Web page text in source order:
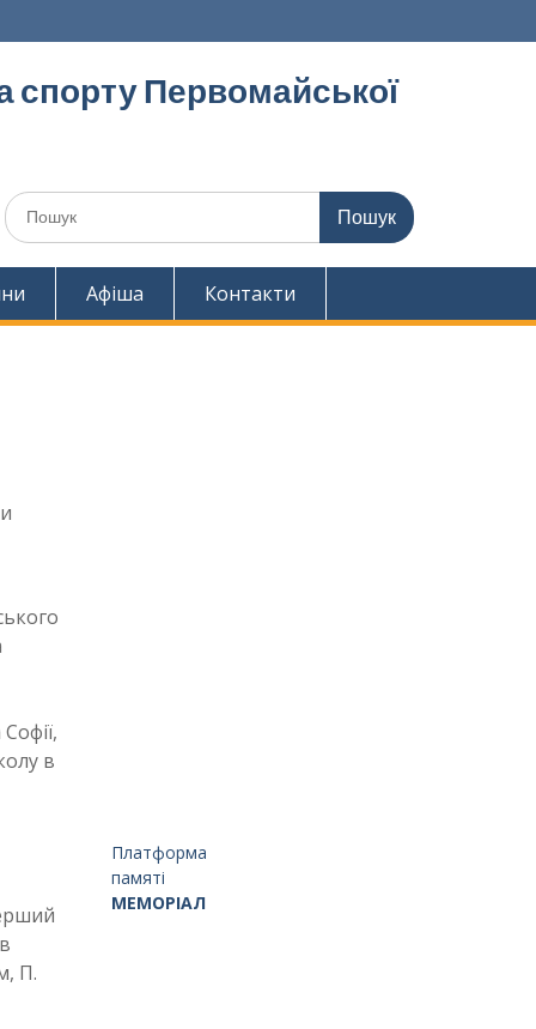
спорту Первомайської
Шукати:
Афіша Контакти
в
П.
Платформа
памяті
МЕМОРІАЛ